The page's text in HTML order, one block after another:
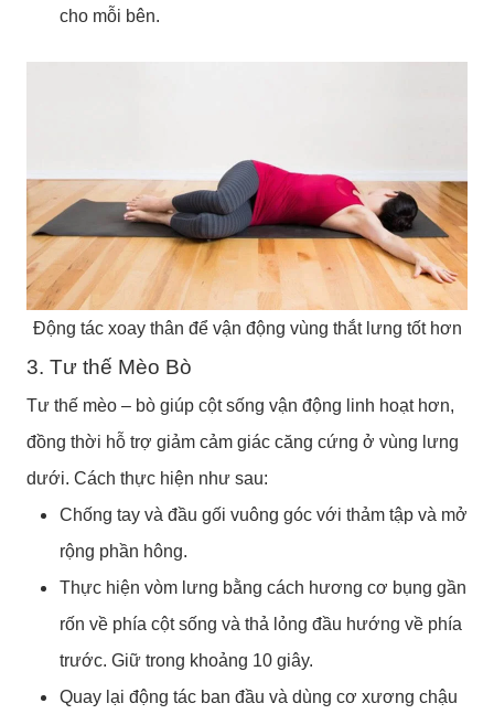
cho mỗi bên.
Động tác xoay thân để vận động vùng thắt lưng tốt hơn
3. Tư thế Mèo Bò
Tư thế mèo – bò giúp cột sống vận động linh hoạt hơn,
đồng thời hỗ trợ giảm cảm giác căng cứng ở vùng lưng
dưới. Cách thực hiện như sau:
Chống tay và đầu gối vuông góc với thảm tập và mở
rộng phần hông.
Thực hiện vòm lưng bằng cách hương cơ bụng gần
rốn về phía cột sống và thả lỏng đầu hướng về phía
trước. Giữ trong khoảng 10 giây.
Quay lại động tác ban đầu và dùng cơ xương chậu